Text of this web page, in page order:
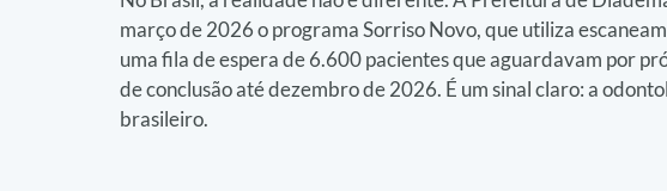
março de 2026 o programa Sorriso Novo, que utiliza
uma fila de espera de 6.600 pacientes que aguardavam por
de conclusão até dezembro de 2026. É um sinal claro: a
brasileiro.